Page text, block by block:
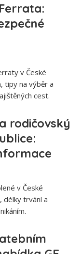
v České
tipy na výběr a
cest.
rodičovský
v České
délky trvání a